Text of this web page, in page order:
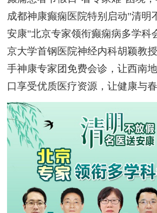
成都神康癫痫医院特别启动"清明
安康"北京专家领衔癫痫病多学科
京大学首钢医院神经内科胡颖教
手神康专家团免费会诊，让西南
口享受优质医疗资源，让健康与春